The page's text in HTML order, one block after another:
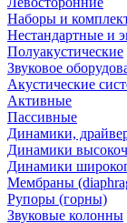
Наборы и
Нестандартные и
Полуакустические
Звуковое
Акустические
Активные
Пассивные
Динамики,
Динамики
Динамики
Мембраны
Рупоры (горны)
Звуковые колонны